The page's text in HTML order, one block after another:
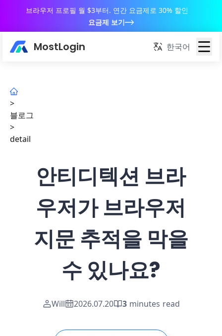
브라우저 프로필 월 $3부터. 연간 요금제로 30% 할인
요금제 보기
MostLogin 한국어
>
블로그
>
detail
안티디텍션 브라
우저가 브라우저
지문 추적을 막을
수 있나요?
Will 2026.07.20 3 minutes read